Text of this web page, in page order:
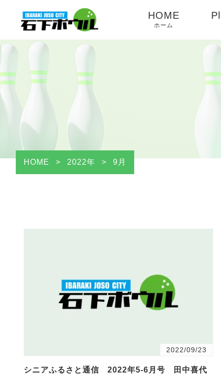
HOME
ホーム
HOME > 2022年 > 9月
2022/09/23
シニアふるさと通信 2022年5-6月号 田中喜代